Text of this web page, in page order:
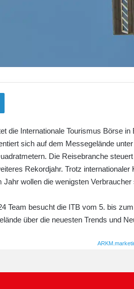
die Internationale Tourismus Börse in
sich auf dem Messegelände
Die Reisebranche
Rekordjahr. Trotz internationaler
Jahr wollen die wenigsten Verbraucher
Team besucht die ITB vom 5. bis
über die neuesten Trends und